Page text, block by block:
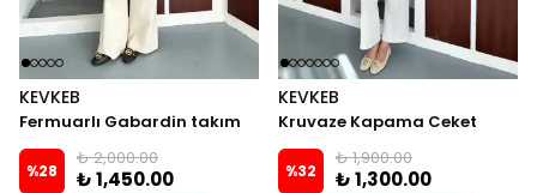
KEVKEB
Fermuarlı Gabardin takım
%28
₺ 2,000.00
₺ 1,450.00
KEVKEB
Kruvaze Kapama Ceket
%32
₺ 1,900.00
₺ 1,300.00